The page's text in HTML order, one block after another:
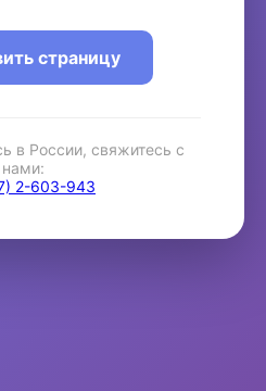
страницу
в России, свяжитесь с
нами:
2-603-943